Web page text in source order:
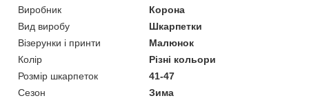
Виробник
Корона
Вид виробу
Шкарпетки
Візерунки і принти
Малюнок
Колір
Різні кольори
Розмір шкарпеток
41-47
Сезон
Зима